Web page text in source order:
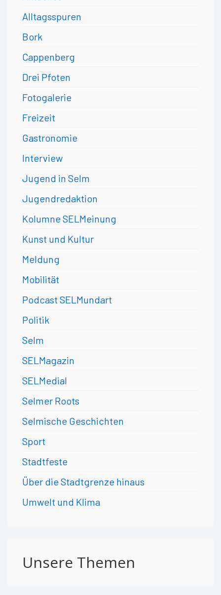
Alltagsspuren
Bork
Cappenberg
Drei Pfoten
Fotogalerie
Freizeit
Gastronomie
Interview
Jugend in Selm
Jugendredaktion
Kolumne SELMeinung
Kunst und Kultur
Meldung
Mobilität
Podcast SELMundart
Politik
Selm
SELMagazin
SELMedial
Selmer Roots
Selmische Geschichten
Sport
Stadtfeste
Über die Stadtgrenze hinaus
Umwelt und Klima
Unsere Themen